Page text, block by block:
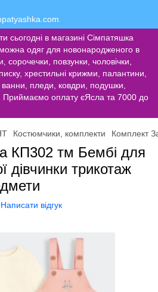
сьогодні в магазині Сімпатяшка
одяг для новонародженого в
сорочечки, повзунки, чоловічки,
хрестильні крижми, палантини,
пледи, ковдри, подушки,
Приймаємо оплату єЯсла та 7000 до
Костюмчики, комплекти Комплект
КП302 тм Бембі для
дівчинки трикотаж
Написати відгук